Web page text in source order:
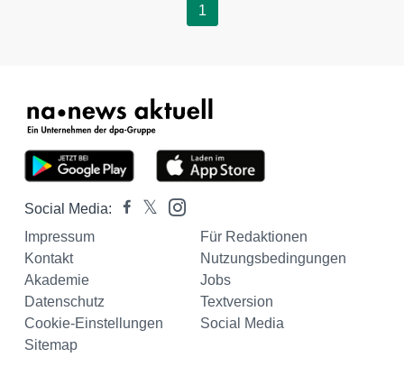
1
Social Media:
Impressum
Für Redaktionen
Kontakt
Nutzungsbedingungen
Akademie
Jobs
Datenschutz
Textversion
Cookie-Einstellungen
Social Media
Sitemap